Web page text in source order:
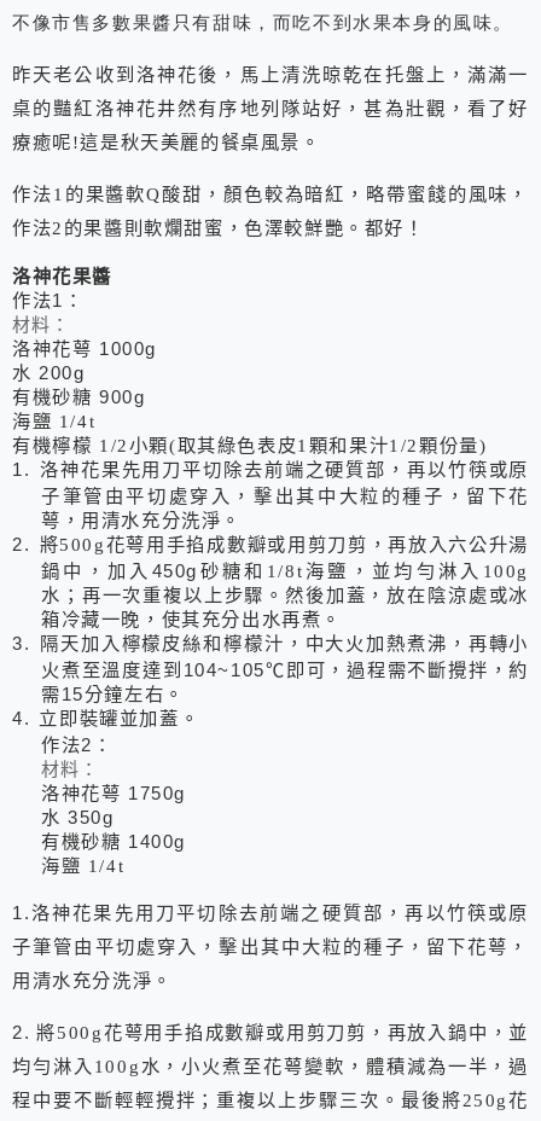
不像市售多數果醬只有甜味，而吃不到水果本身的風味。
昨天老公收到洛神花後，馬上清洗晾乾在托盤上，滿滿一
桌的豔紅洛神花井然有序地列隊站好，甚為壯觀，看了好
療癒呢!這是秋天美麗的餐桌風景。
作法1 的果醬軟Q酸甜，顏色較為暗紅，略帶蜜餞的風味，
作法2 的果醬則軟爛甜蜜，色澤較鮮艷。都好！
洛神花果醬
作法1 ：
材料：
洛神花萼 1000g
水 200g
有機砂糖 900g
海鹽 1/4t
有機檸檬 1/2小顆(取其綠色表皮1顆和果汁1/2顆份量)
1. 洛神花果先用刀平切除去前端之硬質部，再以竹筷或原
子筆管由平切處穿入，擊出其中大粒的種子，留下花
萼，用清水充分洗淨。
2. 將500g花萼用手掐成數瓣或用剪刀剪，再放入六公升湯
鍋中，加入 450g 砂糖和 1/8t 海鹽，並均勻淋入 100g
水；再一次重複以上步驟。然後加蓋，放在陰涼處或冰
箱冷藏一晚，使其充分出水再煮。
3.
隔天加入檸檬皮絲和檸檬汁，中大火加熱煮沸，再轉小
火煮至溫度達到 104~105℃即可，過程需不斷攪拌，約
需15分鐘左右。
4. 立即裝罐並加蓋。
作法2 ：
材料：
洛神花萼 1750g
水 350g
有機砂糖 1400g
海鹽 1/4t
1.洛神花果先用刀平切除去前端之硬質部，再以竹筷或原
子筆管由平切處穿入，擊出其中大粒的種子，留下花萼，
用清水充分洗淨。
2. 將500g花萼用手掐成數瓣或用剪刀剪，再放入鍋中，並
均勻淋入 100g 水，小火煮至花萼變軟，體積減為一半，過
程中要不斷輕輕攪拌；重複以上步驟三次。最後將250g花